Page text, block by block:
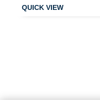
product